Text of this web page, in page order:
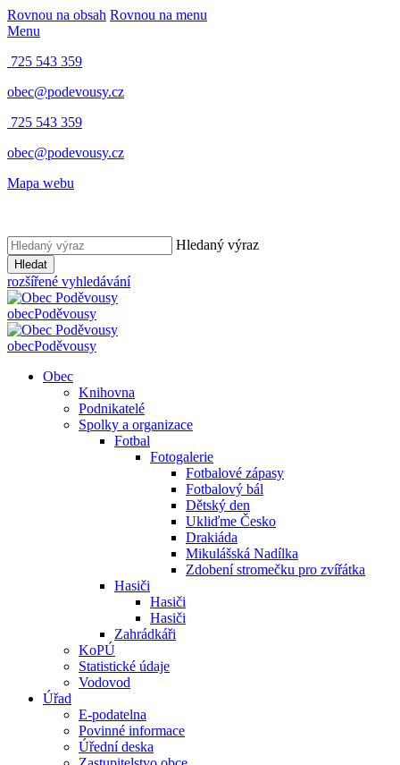
Rovnou na obsah Rovnou na menu
Menu
725 543 359
obec@podevousy.cz
725 543 359
obec@podevousy.cz
Mapa webu
Hledaný výraz
Hledat
rozšířené vyhledávání
obecPoděvousy
obecPoděvousy
Obec
Knihovna
Podnikatelé
Spolky a organizace
Fotbal
Fotogalerie
Fotbalové zápasy
Fotbalový bál
Dětský den
Ukliďme Česko
Drakiáda
Mikulášská Nadílka
Zdobení stromečku pro zvířátka
Hasiči
Hasiči
Hasiči
Zahrádkáři
KoPÚ
Statistické údaje
Vodovod
Úřad
E-podatelna
Povinné informace
Úřední deska